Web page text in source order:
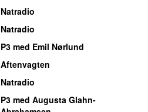
Natradio
Natradio
P3 med Emil Nørlund
Aftenvagten
Natradio
P3 med Augusta Glahn-